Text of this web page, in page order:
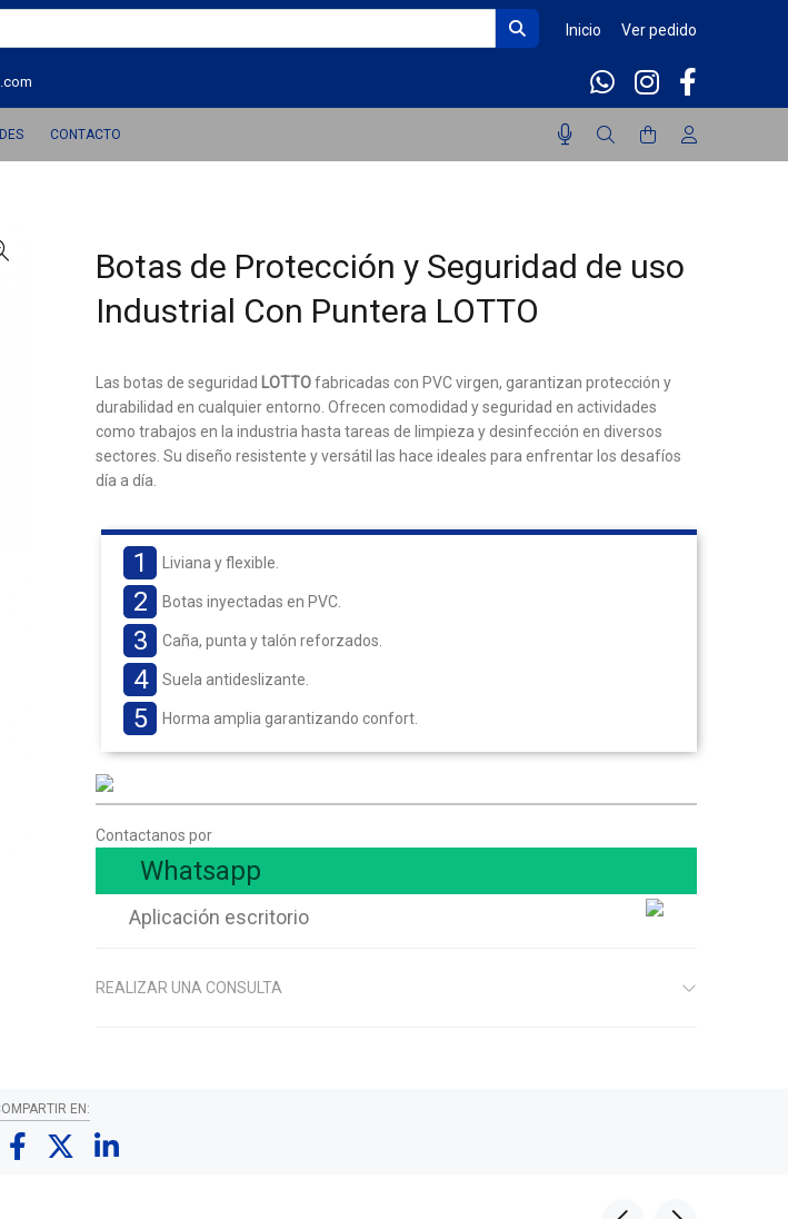
Inicio Ver pedido
CONTACTO
Botas de Protección y Seguridad de uso
Industrial Con Puntera LOTTO
Las botas de seguridad LOTTOfabricadas con PVC virgen, garantizan protección y
durabilidad en cualquier entorno. Ofrecen comodidad y seguridad en actividades
como trabajos en la industria hasta tareas de limpieza y desinfección en diversos
sectores. Su diseño resistente y versátil las hace ideales para enfrentar los desafíos
día a día.
1 Liviana y flexible.
2 Botas inyectadas en PVC.
3 Caña, punta y talón reforzados.
4 Suela antideslizante.
5 Horma amplia garantizando confort.
Contactanos por
Whatsapp
Aplicación escritorio
REALIZAR UNA CONSULTA
EN: